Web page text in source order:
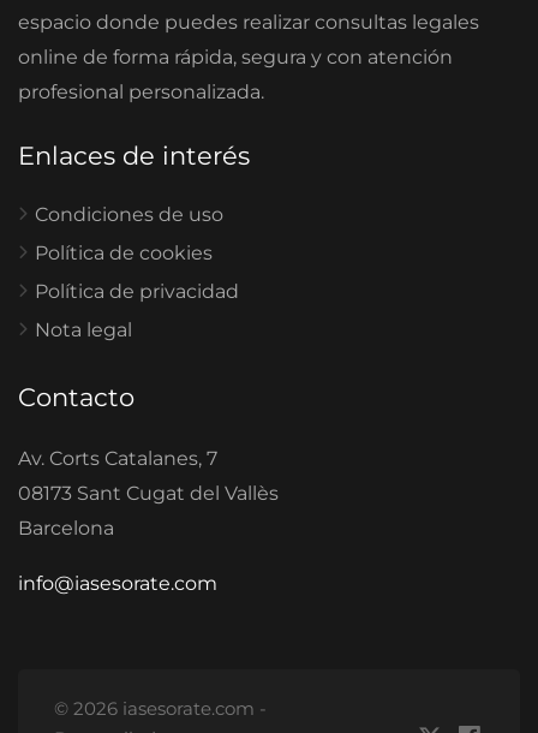
espacio donde puedes realizar consultas legales
online de forma rápida, segura y con atención
profesional personalizada.
Enlaces de interés
Condiciones de uso
Política de cookies
Política de privacidad
Nota legal
Contacto
Av. Corts Catalanes, 7
08173 Sant Cugat del Vallès
Barcelona
info@iasesorate.com
© 2026 iasesorate.com -